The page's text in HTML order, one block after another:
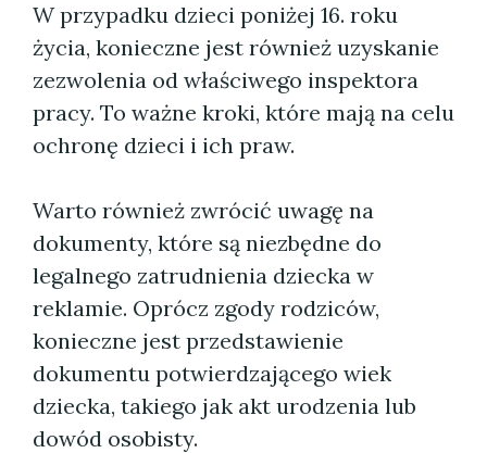
W przypadku dzieci poniżej 16. roku
życia, konieczne jest również uzyskanie
zezwolenia od właściwego inspektora
pracy. To ważne kroki, które mają na celu
ochronę dzieci i ich praw.
Warto również zwrócić uwagę na
dokumenty, które są niezbędne do
legalnego zatrudnienia dziecka w
reklamie. Oprócz zgody rodziców,
konieczne jest przedstawienie
dokumentu potwierdzającego wiek
dziecka, takiego jak akt urodzenia lub
dowód osobisty.